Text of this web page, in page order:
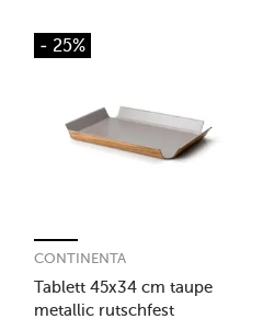
- 25%
Tablett 45x34 cm taupe
metallic rutschfest
CONTINENTA